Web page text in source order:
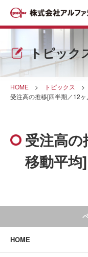
トピック
HOME > トピックス
>
受注高の推移[四半期／12ヶ
受注高の
移動平均
HOME